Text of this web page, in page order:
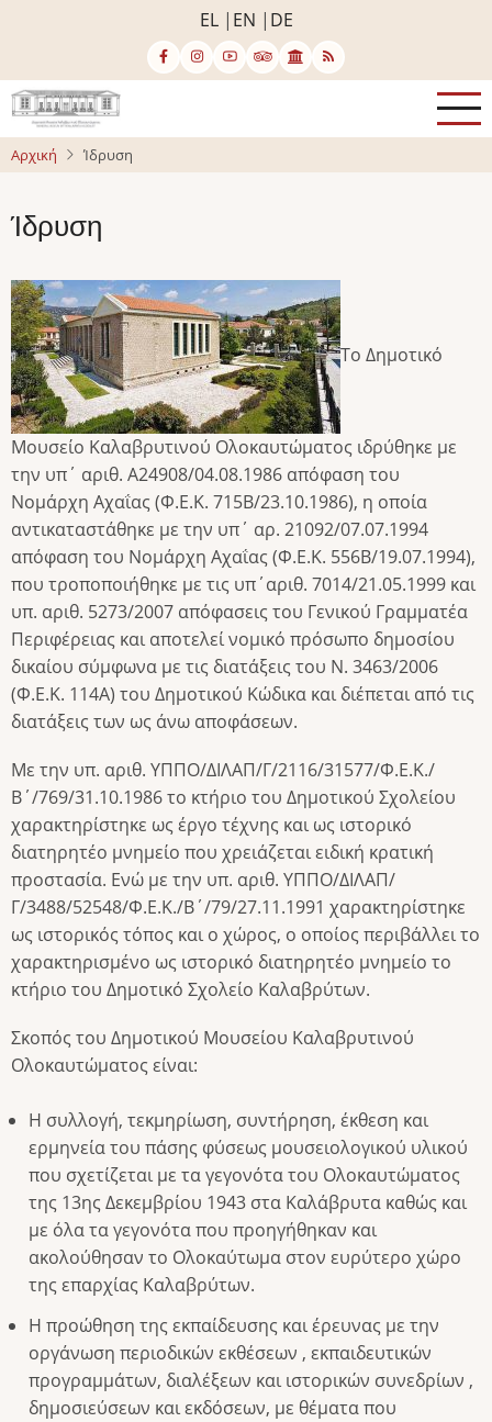
κυρίως
περιεχόμενο
EL EN DE
Αρχική Ίδρυση
Ίδρυση
Το Δημοτικό
Μουσείο Καλαβρυτινού Ολοκαυτώματος ιδρύθηκε με
την υπ΄ αριθ. Α24908/04.08.1986 απόφαση του
Νομάρχη Αχαΐας (Φ.Ε.Κ. 715Β/23.10.1986), η οποία
αντικαταστάθηκε με την υπ΄ αρ. 21092/07.07.1994
απόφαση του Νομάρχη Αχαΐας (Φ.Ε.Κ. 556Β/19.07.1994),
που τροποποιήθηκε με τις υπ΄αριθ. 7014/21.05.1999 και
υπ. αριθ. 5273/2007 απόφασεις του Γενικού Γραμματέα
Περιφέρειας και αποτελεί νομικό πρόσωπο δημοσίου
δικαίου σύμφωνα με τις διατάξεις του Ν. 3463/2006
(Φ.Ε.Κ. 114Α) του Δημοτικού Κώδικα και διέπεται από τις
διατάξεις των ως άνω αποφάσεων.
Με την υπ. αριθ. ΥΠΠΟ/ΔΙΛΑΠ/Γ/2116/31577/Φ.Ε.Κ./
Β΄/769/31.10.1986 το κτήριο του Δημοτικού Σχολείου
χαρακτηρίστηκε ως έργο τέχνης και ως ιστορικό
διατηρητέο μνημείο που χρειάζεται ειδική κρατική
προστασία. Ενώ με την υπ. αριθ. ΥΠΠΟ/ΔΙΛΑΠ/
Γ/3488/52548/Φ.Ε.Κ./Β΄/79/27.11.1991 χαρακτηρίστηκε
ως ιστορικός τόπος και ο χώρος, ο οποίος περιβάλλει το
χαρακτηρισμένο ως ιστορικό διατηρητέο μνημείο το
κτήριο του Δημοτικό Σχολείο Καλαβρύτων.
Σκοπός του Δημοτικού Μουσείου Καλαβρυτινού
Ολοκαυτώματος είναι:
Η συλλογή, τεκμηρίωση, συντήρηση, έκθεση και
ερμηνεία του πάσης φύσεως μουσειολογικού υλικού
που σχετίζεται με τα γεγονότα του Ολοκαυτώματος
της 13ης Δεκεμβρίου 1943 στα Καλάβρυτα καθώς και
με όλα τα γεγονότα που προηγήθηκαν και
ακολούθησαν το Ολοκαύτωμα στον ευρύτερο χώρο
της επαρχίας Καλαβρύτων.
Η προώθηση της εκπαίδευσης και έρευνας με την
οργάνωση περιοδικών εκθέσεων , εκπαιδευτικών
προγραμμάτων, διαλέξεων και ιστορικών συνεδρίων ,
δημοσιεύσεων και εκδόσεων, με θέματα που